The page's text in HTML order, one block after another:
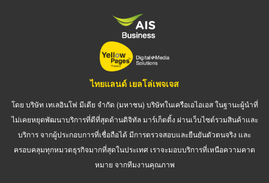
ไทยแลนด์ เยลโล่เพจเจส
โดย บริษัท เทเลอินโฟ มีเดีย จำกัด (มหาชน) บริษัทในเครือเอไอเอส ในฐานะผู้นำที่
ไม่เคยหยุดพัฒนาบริการที่ดีที่สุดด้านดิจิทัล มาร์เก็ตติ้ง ผ่านเว็บไซต์รวมสินค้าและ
บริการ จากผู้ประกอบการที่เชื่อถือได้ มีการตรวจสอบและยืนยันตัวตนจริง และ
ครอบคลุมทุกหมวดธุรกิจมากที่สุดในประเทศ เราจะมอบบริการที่เหนือความคาด
หมาย จากทีมงานคุณภาพ